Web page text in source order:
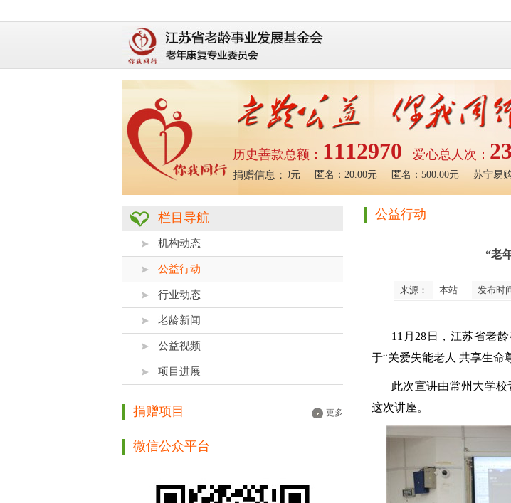
历史善款总额： 1112970 爱心总人次：
捐赠信息：
苏宁易购俱乐部：100000.00元 系统：100.00元 匿名：20.00元 匿名：500.00元 苏宁易购
栏目导航
机构动态
公益行动
行业动态
老龄新闻
公益视频
项目进展
更多
捐赠项目
微信公众平台
公益行动
“老
来源： 本站 发布时
11月28日，江苏省老
于“关爱失能老人 共享生命
此次宣讲由常州大学
这次讲座。